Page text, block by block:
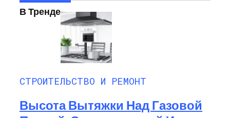
В Тренде
СТРОИТЕЛЬСТВО И РЕМОНТ
Высота Вытяжки Над Газовой